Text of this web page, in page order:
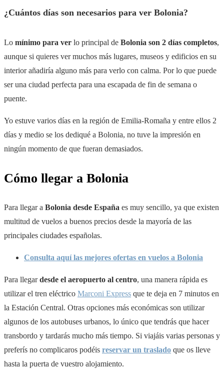
¿Cuántos días son necesarios para ver Bolonia?
Lo mínimo para ver lo principal de Bolonia son 2 días completos,
aunque si quieres ver muchos más lugares, museos y edificios en su
interior añadiría alguno más para verlo con calma. Por lo que puede
ser una ciudad perfecta para una escapada de fin de semana o
puente.
Yo estuve varios días en la región de Emilia-Romaña y entre ellos 2
días y medio se los dediqué a Bolonia, no tuve la impresión en
ningún momento de que fueran demasiados.
Cómo llegar a Bolonia
Para llegar a Bolonia desde España es muy sencillo, ya que existen
multitud de vuelos a buenos precios desde la mayoría de las
principales ciudades españolas.
Consulta aquí las mejores ofertas en vuelos a Bolonia
Para llegardesde el aeropuerto al centro, una manera rápida es
utilizar el tren eléctrico Marconi Express que te deja en 7 minutos en
la Estación Central. Otras opciones más económicas son utilizar
algunos de los autobuses urbanos, lo único que tendrás que hacer
transbordo y tardarás mucho más tiempo. Si viajáis varias personas y
preferís no complicaros podéis reservar un traslado que os lleve
hasta la puerta de vuestro alojamiento.